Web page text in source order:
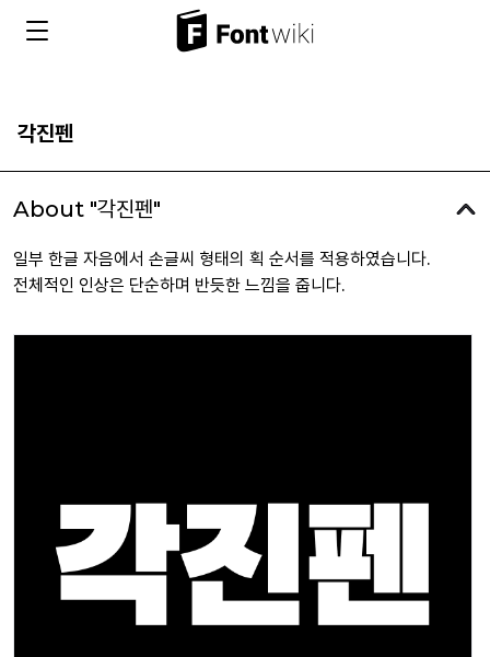
각진펜
About "각진펜"
일부 한글 자음에서 손글씨 형태의 획 순서를 적용하였습니다.
전체적인 인상은 단순하며 반듯한 느낌을 줍니다.